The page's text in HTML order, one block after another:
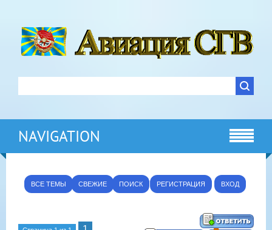
NAVIGATION
ВСЕ ТЕМЫ СВЕЖИЕ ПОИСК РЕГИСТРАЦИЯ ВХОД